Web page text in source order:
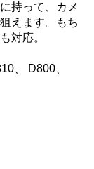
持って、カメ
えます。もち
対応。
、 D800、